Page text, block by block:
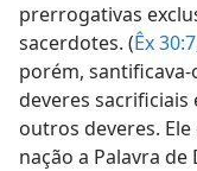
prerrogativas
sacerdotes. (Êx
porém,
deveres
outros deveres.
nação a Palavra de